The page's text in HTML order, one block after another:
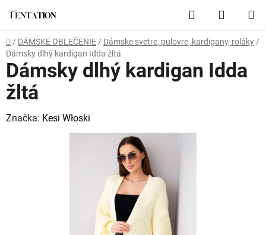
obsah
Hľadať
KOŠÍK
Domov
/ DÁMSKE OBLEČENIE / Dámske svetre, pulovre, kardigany, roláky /
Dámsky dlhý kardigan Idda žltá
Dámsky dlhý kardigan Idda
žltá
Značka: Kesi Włoski